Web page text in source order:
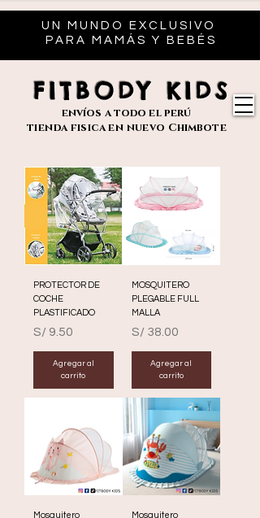
UN MUNDO EXCLUSIVO
PARA MAMÁS Y BEBÉS
FITBODY KIDS
envíos a todo el perú
tienda fisica en nuevo Chimbote
PROTECTOR DE
COCHE
PLASTIFICADO
Precio
S/ 9.50
Agregar al
carrito
MOSQUITERO
PLEGABLE FULL
MALLA
Precio
S/ 38.00
Agregar al
carrito
Mosquitero
Mosquitero